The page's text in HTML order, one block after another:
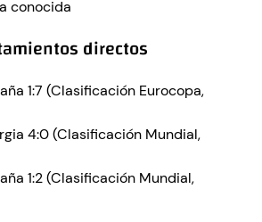
conocida
directos
1:7 (Clasificación Eurocopa,
4:0 (Clasificación Mundial,
1:2 (Clasificación Mundial,